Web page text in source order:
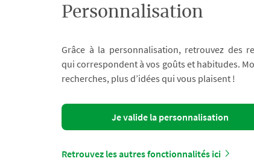
Personnalisation
Grâce à la personnalisation, retrouvez des
qui correspondent à vos goûts et habitudes.
recherches, plus d’idées qui vous plaisent !
Je valide la personnalisation
Retrouvez les autres fonctionnalités ici